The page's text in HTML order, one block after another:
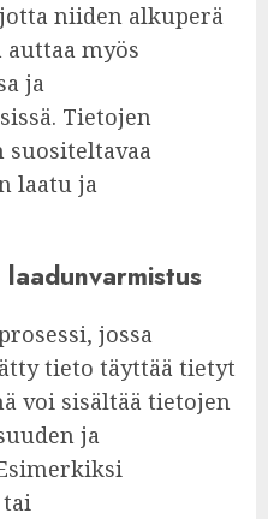
niiden alkuperä
myös
ja
Tietojen
suositeltavaa
laatu ja
jossa
tieto täyttää tietyt
voi sisältää tietojen
ja
tai